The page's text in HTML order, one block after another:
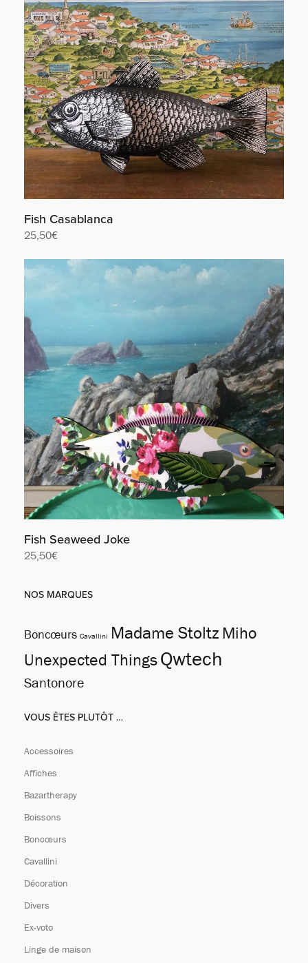
Fish Casablanca
25,50€
Fish Seaweed Joke
25,50€
NOS MARQUES
Boncœurs Cavallini Madame Stoltz Miho
Unexpected ThingsQwtech
Santonore
VOUS ÊTES PLUTÔT …
Accessoires
Affiches
Bazartherapy
Boissons
Boncœurs
Cavallini
Décoration
Divers
Ex-voto
Linge de maison